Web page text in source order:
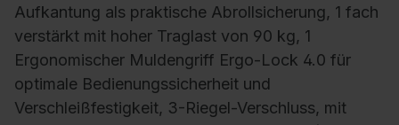
Aufkantung als praktische Abrollsicherung, 1 fach
verstärkt mit hoher Traglast von 90 kg, 1
Ergonomischer Muldengriff Ergo-Lock 4.0 für
optimale Bedienungssicherheit und
Verschleißfestigkeit, 3-Riegel-Verschluss, mit